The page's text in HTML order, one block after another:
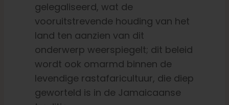
gelegaliseerd, wat de
vooruitstrevende houding van het
land ten aanzien van dit
onderwerp weerspiegelt; dit beleid
wordt ook omarmd binnen de
levendige rastafaricultuur, die diep
geworteld is in de Jamaicaanse